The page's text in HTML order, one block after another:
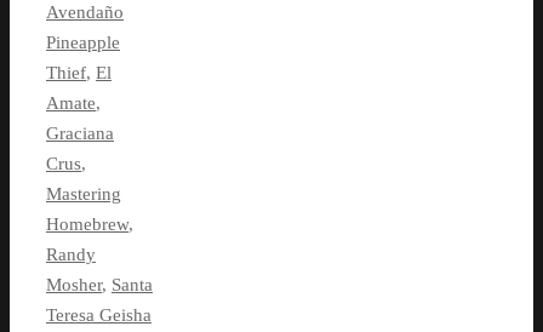
Avendaño
Pineapple
Thief, El
Amate,
Graciana
Crus,
Mastering
Homebrew,
Randy
Mosher, Santa
Teresa Geisha